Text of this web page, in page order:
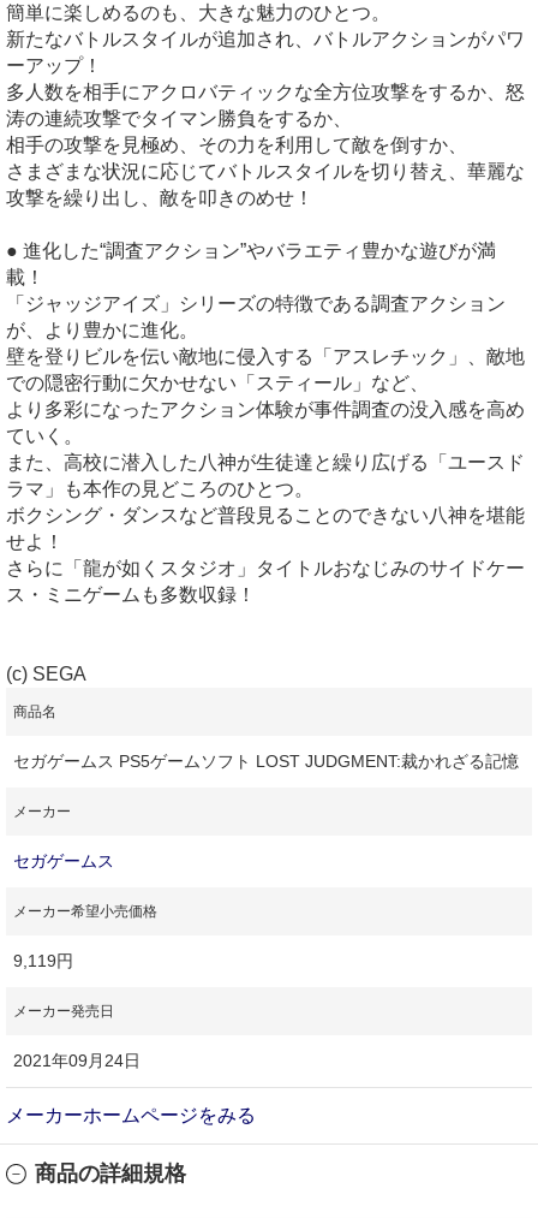
簡単に楽しめるのも、大きな魅力のひとつ。
新たなバトルスタイルが追加され、バトルアクションがパワ
ーアップ！
多人数を相手にアクロバティックな全方位攻撃をするか、怒
涛の連続攻撃でタイマン勝負をするか、
相手の攻撃を見極め、その力を利用して敵を倒すか、
さまざまな状況に応じてバトルスタイルを切り替え、華麗な
攻撃を繰り出し、敵を叩きのめせ！
● 進化した“調査アクション”やバラエティ豊かな遊びが満
載！
「ジャッジアイズ」シリーズの特徴である調査アクション
が、より豊かに進化。
壁を登りビルを伝い敵地に侵入する「アスレチック」、敵地
での隠密行動に欠かせない「スティール」など、
より多彩になったアクション体験が事件調査の没入感を高め
ていく。
また、高校に潜入した八神が生徒達と繰り広げる「ユースド
ラマ」も本作の見どころのひとつ。
ボクシング・ダンスなど普段見ることのできない八神を堪能
せよ！
さらに「龍が如くスタジオ」タイトルおなじみのサイドケー
ス・ミニゲームも多数収録！
(c) SEGA
商品名
セガゲームス PS5ゲームソフト LOST JUDGMENT:裁かれざる記憶
メーカー
セガゲームス
メーカー希望小売価格
9,119円
メーカー発売日
2021年09月24日
メーカーホームページをみる
商品の詳細規格